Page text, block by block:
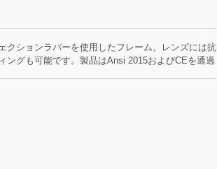
クションラバーを使用したフレーム。レンズには抗
グも可能です。製品はAnsi 2015およびCEを通過